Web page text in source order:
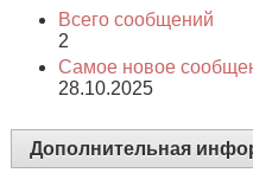
Всего сообщений
2
Самое новое
28.10.2025
Дополнительная